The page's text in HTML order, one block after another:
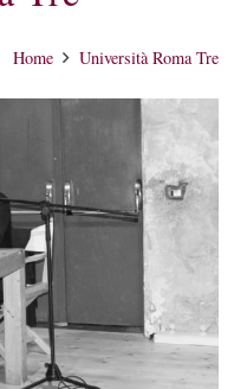
Home Università Roma Tre